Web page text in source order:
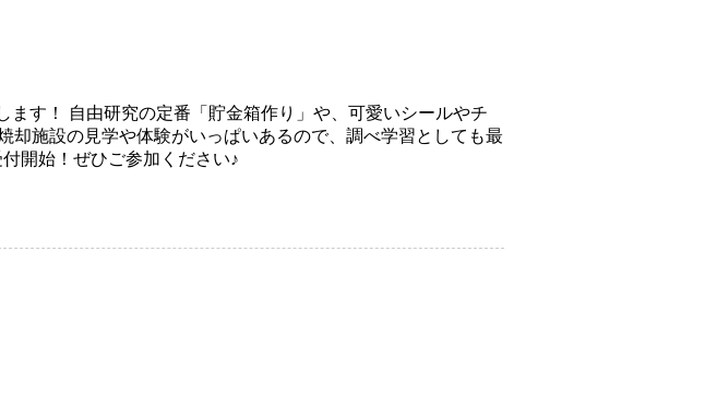
ます！ 自由研究の定番「貯金箱作り」や、可愛いシールやチ
却施設の見学や体験がいっぱいあるので、調べ学習としても最
開始！ぜひご参加ください♪